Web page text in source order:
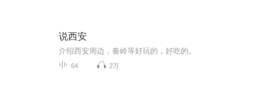
说西安
介绍西安周边，秦岭等好玩的，好吃的。
64 2万